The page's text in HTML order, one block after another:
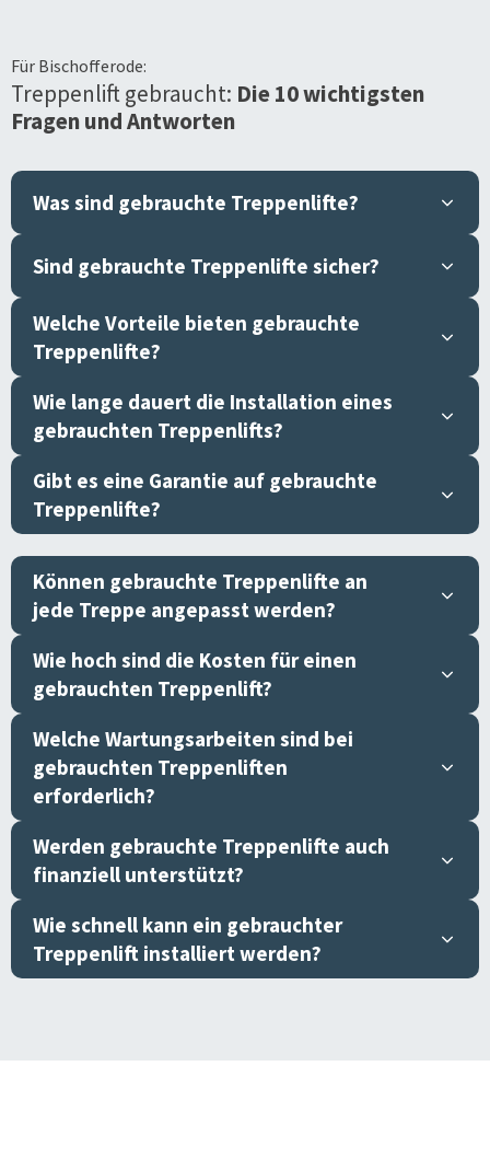
Für Bischofferode:
Treppenlift gebraucht: Die 10 wichtigsten
Fragen und Antworten
Was sind gebrauchte Treppenlifte?
Sind gebrauchte Treppenlifte sicher?
Welche Vorteile bieten gebrauchte
Treppenlifte?
Wie lange dauert die Installation eines
gebrauchten Treppenlifts?
Gibt es eine Garantie auf gebrauchte
Treppenlifte?
Können gebrauchte Treppenlifte an
jede Treppe angepasst werden?
Wie hoch sind die Kosten für einen
gebrauchten Treppenlift?
Welche Wartungsarbeiten sind bei
gebrauchten Treppenliften
erforderlich?
Werden gebrauchte Treppenlifte auch
finanziell unterstützt?
Wie schnell kann ein gebrauchter
Treppenlift installiert werden?